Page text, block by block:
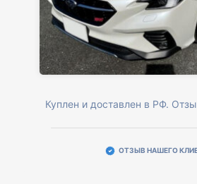
Куплен и доставлен в РФ.
ОТЗЫВ НАШЕГО